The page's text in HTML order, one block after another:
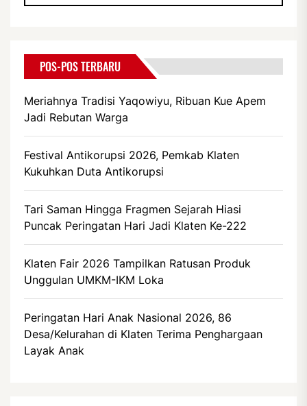
POS-POS TERBARU
Meriahnya Tradisi Yaqowiyu, Ribuan Kue Apem
Jadi Rebutan Warga
Festival Antikorupsi 2026, Pemkab Klaten
Kukuhkan Duta Antikorupsi
Tari Saman Hingga Fragmen Sejarah Hiasi
Puncak Peringatan Hari Jadi Klaten Ke-222
Klaten Fair 2026 Tampilkan Ratusan Produk
Unggulan UMKM-IKM Loka
Peringatan Hari Anak Nasional 2026, 86
Desa/Kelurahan di Klaten Terima Penghargaan
Layak Anak